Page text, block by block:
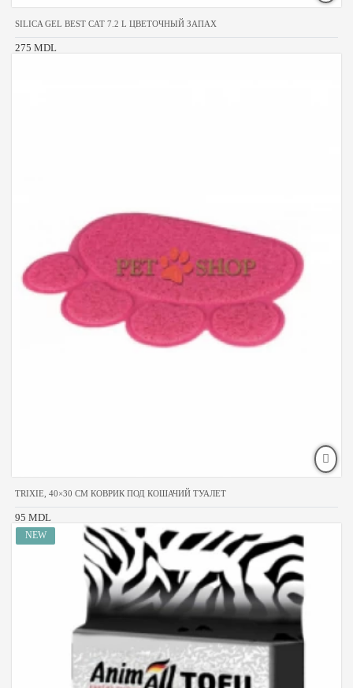
SILICA GEL BEST CAT 7.2 L ЦВЕТОЧНЫЙ ЗАПАХ
275 MDL
TRIXIE, 40×30 CM КОВРИК ПОД КОШАЧИЙ ТУАЛЕТ
95 MDL